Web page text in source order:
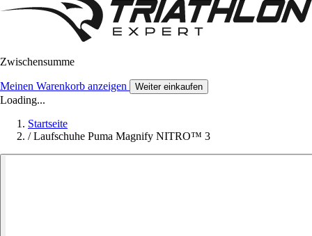
Zwischensumme
Meinen Warenkorb anzeigen Weiter einkaufen
Loading...
Startseite
/ Laufschuhe Puma Magnify NITRO™ 3